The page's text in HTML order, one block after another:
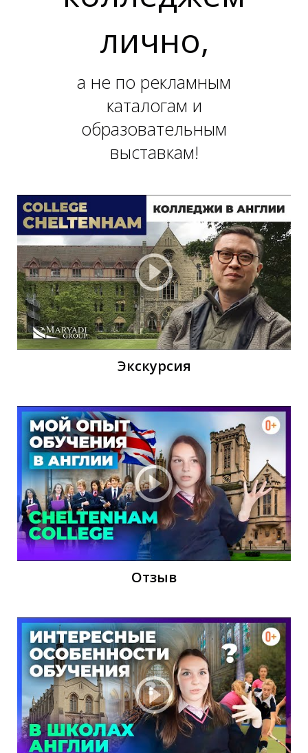
Е
Й
лично,
а не по рекламным
каталогам и
образовательным
выставкам!
Экскурсия
Отзыв